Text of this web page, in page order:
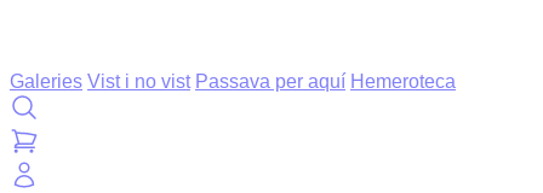
Galeries Vist i no vist Passava per aquí Hemeroteca